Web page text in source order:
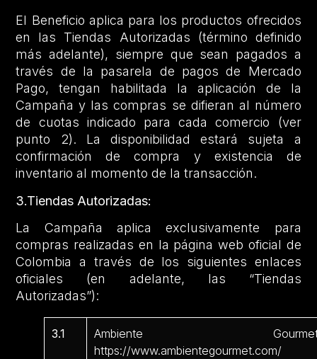
El Beneficio aplica para los productos ofrecidos
en las Tiendas Autorizadas (término definido
más adelante), siempre que sean pagados a
través de la pasarela de pagos de Mercado
Pago, tengan habilitada la aplicación de la
Campaña y las compras se difieran al número
de cuotas indicado para cada comercio (ver
punto 2). La disponibilidad estará sujeta a
confirmación de compra y existencia de
inventario al momento de la transacción.
3.Tiendas Autorizadas:
La Campaña aplica exclusivamente para
compras realizadas en la página web oficial de
Colombia a través de los siguientes enlaces
oficiales (en adelante, las “Tiendas
Autorizadas”):
3.1
Ambiente
https://www.ambientegourmet.com/